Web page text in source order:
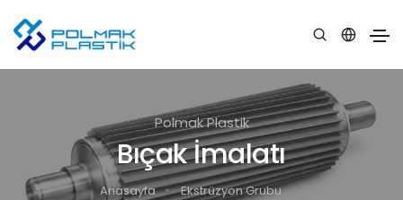
Polmak Plastik
Bıçak İmalatı
Anasayfa
Ekstrüzyon Grubu